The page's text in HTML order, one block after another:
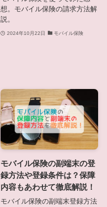
想。モバイル保険の請求方法解
説。
2024年10月22日 モバイル保険
モバイル保険の副端末の登
録方法や登録条件は？保障
内容もあわせて徹底解説！
モバイル保険の副端末登録方法